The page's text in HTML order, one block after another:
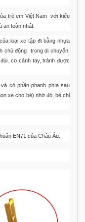
trẻ em Việt Nam với kiểu
an toàn nhất.
loại xe tập đi bằng nhựa
chủ động trong di chuyển,
cơ cánh tay, tránh được
có phần phanh phía sau
xe cho bé) nhờ đó, bé chỉ
EN71 của Châu Âu.